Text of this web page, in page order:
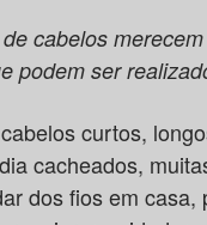
cabelos
podem ser
curtos,
cacheados,
dos fios em casa,